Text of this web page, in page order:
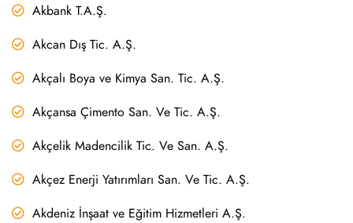
Akbank T.A.Ş.
Akcan Dış Tic. A.Ş.
Akçalı Boya ve Kimya San. Tic. A.Ş.
Akçansa Çimento San. Ve Tic. A.Ş.
Akçelik Madencilik Tic. Ve San. A.Ş.
Akçez Enerji Yatırımları San. Ve Tic. A.Ş.
Akdeniz İnşaat ve Eğitim Hizmetleri A.Ş.